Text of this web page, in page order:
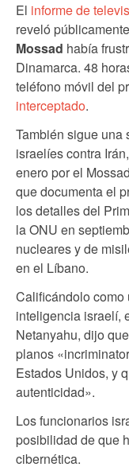
El informe de
reveló
Mossad había
Dinamarca. 48
teléfono móvil del
interceptado.
También sigue
israelíes contra
enero por el
que documenta el
los detalles del
la ONU en
nucleares y de
en el Líbano.
Calificándolo como
inteligencia israelí,
Netanyahu, dijo
planos
Estados Unidos, y
autenticidad».
Los funcionarios
posibilidad de que
cibernética.